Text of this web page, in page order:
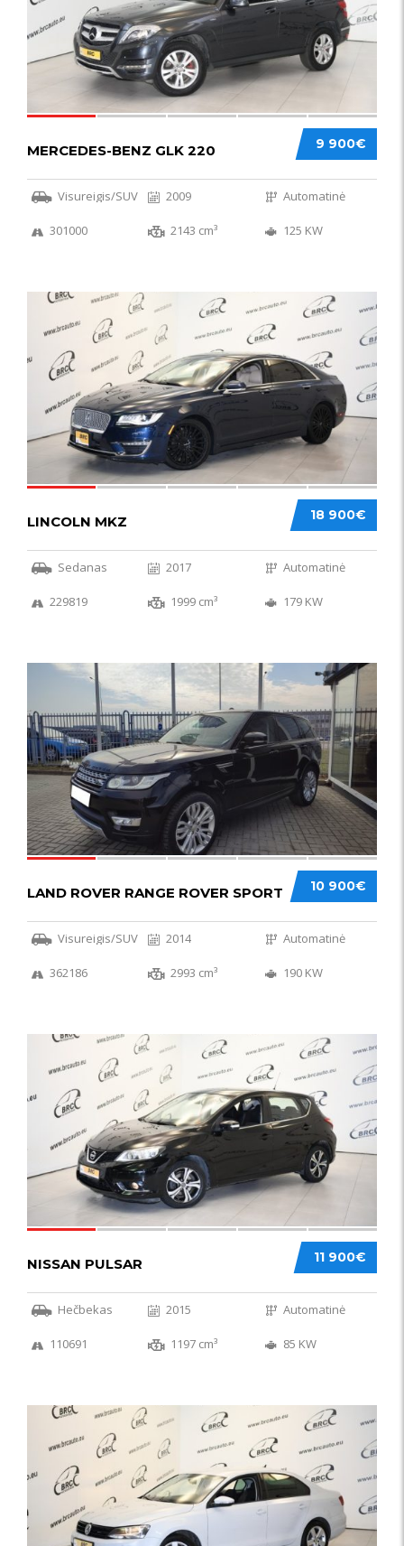
9 900€
MERCEDES-BENZ GLK 220
Visureigis/SUV 2009 Automatinė
301000 2143 cm³ 125 KW
18 900€
LINCOLN MKZ
Sedanas 2017 Automatinė
229819 1999 cm³ 179 KW
10 900€
LAND ROVER RANGE ROVER SPORT
Visureigis/SUV 2014 Automatinė
362186 2993 cm³ 190 KW
11 900€
NISSAN PULSAR
Hečbekas 2015 Automatinė
110691 1197 cm³ 85 KW
49